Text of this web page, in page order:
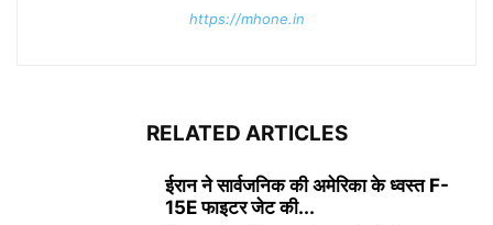
https://mhone.in
RELATED ARTICLES
ईरान ने सार्वजनिक की अमेरिका के ध्वस्त F-
15E फाइटर जेट की...